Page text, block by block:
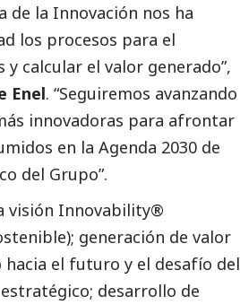
de la Innovación nos ha
los procesos para el
calcular el valor generado”,
Enel. “Seguiremos avanzando
innovadoras para afrontar
en la Agenda 2030 de
del Grupo”.
visión Innovability®
generación de valor
el futuro y el desafío del
desarrollo de